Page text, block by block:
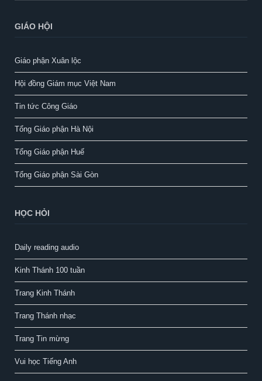
GIÁO HỘI
Giáo phận Xuân lộc
Hội đồng Giám mục Việt Nam
Tin tức Công Giáo
Tổng Giáo phận Hà Nội
Tổng Giáo phận Huế
Tổng Giáo phận Sài Gòn
HỌC HỎI
Daily reading audio
Kinh Thánh 100 tuần
Trang Kinh Thánh
Trang Thánh nhạc
Trang Tin mừng
Vui học Tiếng Anh